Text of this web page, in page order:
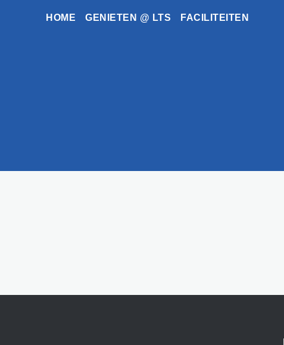
HOME GENIETEN @ LTS FACILITEITEN